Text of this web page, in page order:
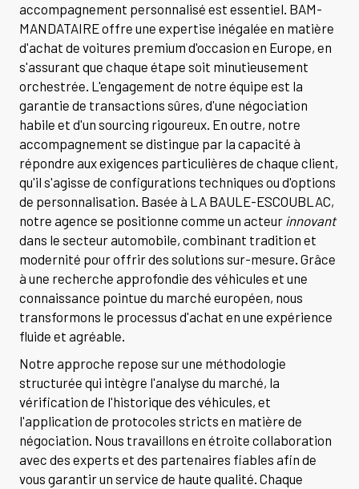
accompagnement personnalisé est essentiel. BAM-
MANDATAIRE offre une expertise inégalée en matière
d'achat de voitures premium d'occasion en Europe, en
s'assurant que chaque étape soit minutieusement
orchestrée. L'engagement de notre équipe est la
garantie de transactions sûres, d'une négociation
habile et d'un sourcing rigoureux. En outre, notre
accompagnement se distingue par la capacité à
répondre aux exigences particulières de chaque client,
qu'il s'agisse de configurations techniques ou d'options
de personnalisation. Basée à LA BAULE-ESCOUBLAC,
notre agence se positionne comme un acteur innovant
dans le secteur automobile, combinant tradition et
modernité pour offrir des solutions sur-mesure. Grâce
à une recherche approfondie des véhicules et une
connaissance pointue du marché européen, nous
transformons le processus d'achat en une expérience
fluide et agréable.
Notre approche repose sur une méthodologie
structurée qui intègre l'analyse du marché, la
vérification de l'historique des véhicules, et
l'application de protocoles stricts en matière de
négociation. Nous travaillons en étroite collaboration
avec des experts et des partenaires fiables afin de
vous garantir un service de haute qualité. Chaque